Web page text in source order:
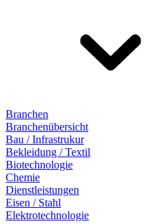
Branchen
Branchenübersicht
Bau / Infrastrukur
Bekleidung / Textil
Biotechnologie
Chemie
Dienstleistungen
Eisen / Stahl
Elektrotechnologie